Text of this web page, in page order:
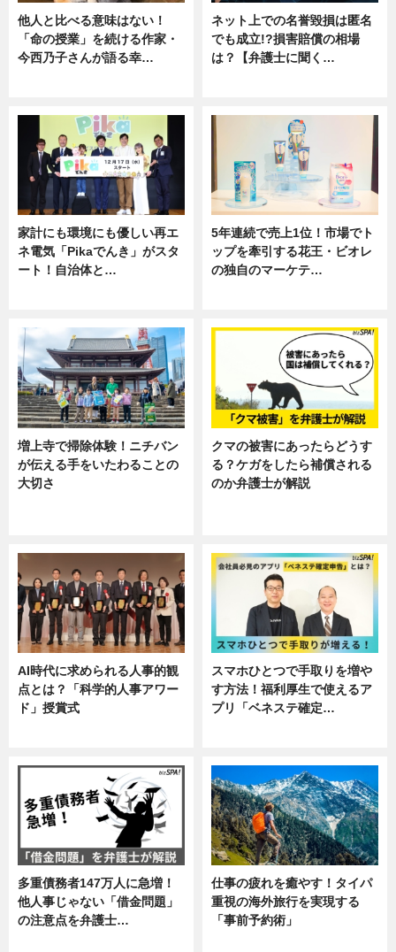
他人と比べる意味はない！
「命の授業」を続ける作家・
今西乃子さんが語る幸…
ネット上での名誉毀損は匿名
でも成立!?損害賠償の相場
は？【弁護士に聞く…
家計にも環境にも優しい再エ
ネ電気「Pikaでんき」がスタ
ート！自治体と…
5年連続で売上1位！市場でト
ップを牽引する花王・ビオレ
の独自のマーケテ…
増上寺で掃除体験！ニチバン
が伝える手をいたわることの
大切さ
クマの被害にあったらどうす
る？ケガをしたら補償される
のか弁護士が解説
AI時代に求められる人事的観
点とは？「科学的人事アワー
ド」授賞式
スマホひとつで手取りを増や
す方法！福利厚生で使えるア
プリ「ベネステ確定…
多重債務者147万人に急増！
他人事じゃない「借金問題」
の注意点を弁護士…
仕事の疲れを癒やす！タイパ
重視の海外旅行を実現する
「事前予約術」